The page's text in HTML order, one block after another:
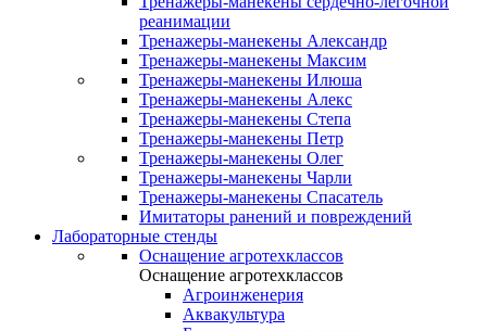
реанимации
Тренажеры-манекены Александр
Тренажеры-манекены Максим
Тренажеры-манекены Илюша
Тренажеры-манекены Алекс
Тренажеры-манекены Степа
Тренажеры-манекены Петр
Тренажеры-манекены Олег
Тренажеры-манекены Чарли
Тренажеры-манекены Спасатель
Имитаторы ранений и повреждений
Лабораторные стенды
Оснащение агротехклассов
Оснащение агротехклассов
Агроинженерия
Аквакультура